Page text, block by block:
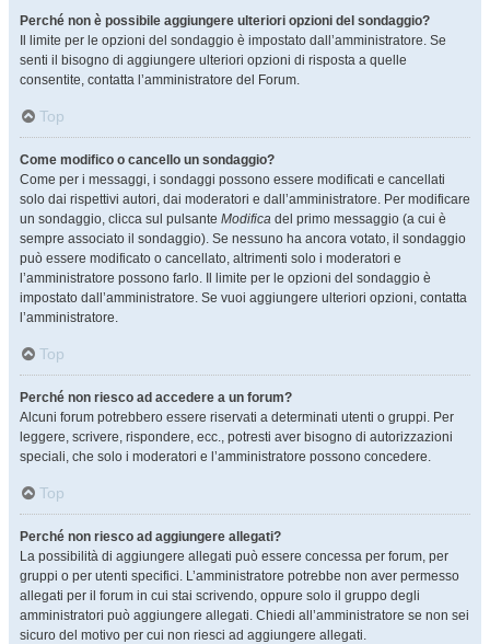
Perché non è possibile aggiungere ulteriori opzioni del sondaggio?
Il limite per le opzioni del sondaggio è impostato dall’amministratore. Se
senti il bisogno di aggiungere ulteriori opzioni di risposta a quelle
consentite, contatta l’amministratore del Forum.
Top
Come modifico o cancello un sondaggio?
Come per i messaggi, i sondaggi possono essere modificati e cancellati
solo dai rispettivi autori, dai moderatori e dall’amministratore. Per modificare
un sondaggio, clicca sul pulsante Modifica del primo messaggio (a cui è
sempre associato il sondaggio). Se nessuno ha ancora votato, il sondaggio
può essere modificato o cancellato, altrimenti solo i moderatori e
l’amministratore possono farlo. Il limite per le opzioni del sondaggio è
impostato dall’amministratore. Se vuoi aggiungere ulteriori opzioni, contatta
l’amministratore.
Top
Perché non riesco ad accedere a un forum?
Alcuni forum potrebbero essere riservati a determinati utenti o gruppi. Per
leggere, scrivere, rispondere, ecc., potresti aver bisogno di autorizzazioni
speciali, che solo i moderatori e l’amministratore possono concedere.
Top
Perché non riesco ad aggiungere allegati?
La possibilità di aggiungere allegati può essere concessa per forum, per
gruppi o per utenti specifici. L’amministratore potrebbe non aver permesso
allegati per il forum in cui stai scrivendo, oppure solo il gruppo degli
amministratori può aggiungere allegati. Chiedi all’amministratore se non sei
sicuro del motivo per cui non riesci ad aggiungere allegati.